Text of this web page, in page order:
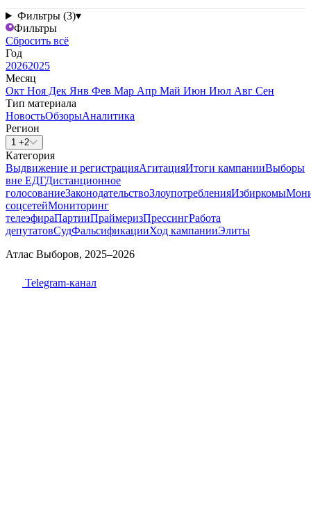
Фильтры (3)▾
Фильтры
Сбросить всё
Год
20262025
Месяц
Окт Ноя Дек Янв Фев Мар Апр Май Июн Июл Авг Сен
Тип материала
НовостьОбзорыАналитика
Регион
1 +2
Категория
Выдвижение и регистрацияАгитацияИтоги кампанииВыборы
вне ЕДГДистанционное
голосованиеЗаконодательствоЗлоупотребленияИзбиркомы
соцсетейМониторинг
телеэфираПартииПраймеризПрессингРабота
депутатовСудФальсификацииХод кампанииЭлиты
Атлас Выборов, 2025–2026
Telegram-канал